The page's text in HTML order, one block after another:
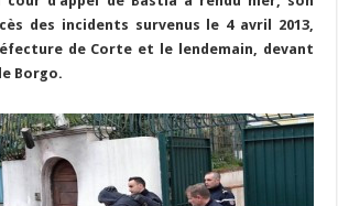
gr
a
m
p
c
at
l
y
Li
k
d
o
es
t
p
ta
g
er
des incidents survenus le 4 avril 2013,
de Corte et le lendemain, devant
Borgo.